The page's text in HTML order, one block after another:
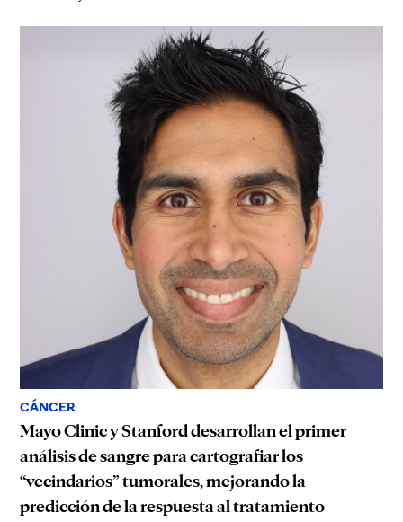
CÁNCER
Mayo Clinic y Stanford desarrollan el primer
análisis de sangre para cartografiar los
“vecindarios” tumorales, mejorando la
predicción de la respuesta al tratamiento